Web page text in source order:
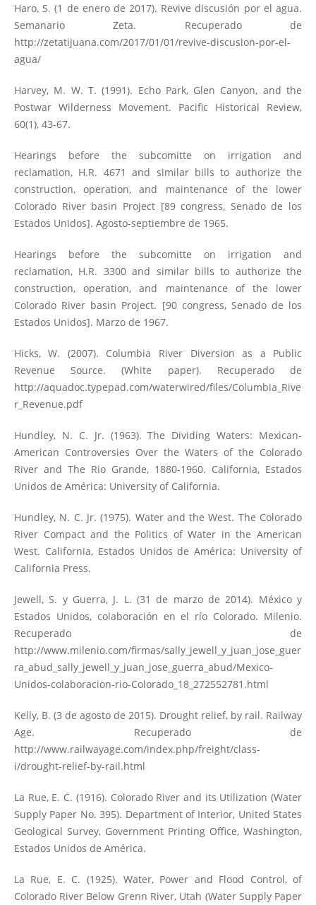
Haro, S. (1 de enero de 2017). Revive discusión por el agua.
Semanario Zeta. Recuperado de
http://zetatijuana.com/2017/01/01/revive-discusion-por-el-
agua/
Harvey, M. W. T. (1991). Echo Park, Glen Canyon, and the
Postwar Wilderness Movement. Pacific Historical Review,
60(1), 43-67.
Hearings before the subcomitte on irrigation and
reclamation, H.R. 4671 and similar bills to authorize the
construction, operation, and maintenance of the lower
Colorado River basin Project [89 congress, Senado de los
Estados Unidos]. Agosto-septiembre de 1965.
Hearings before the subcomitte on irrigation and
reclamation, H.R. 3300 and similar bills to authorize the
construction, operation, and maintenance of the lower
Colorado River basin Project. [90 congress, Senado de los
Estados Unidos]. Marzo de 1967.
Hicks, W. (2007). Columbia River Diversion as a Public
Revenue Source. (White paper). Recuperado de
http://aquadoc.typepad.com/waterwired/files/Columbia_Rive
r_Revenue.pdf
Hundley, N. C. Jr. (1963). The Dividing Waters: Mexican-
American Controversies Over the Waters of the Colorado
River and The Rio Grande, 1880-1960. California, Estados
Unidos de América: University of California.
Hundley, N. C. Jr. (1975). Water and the West. The Colorado
River Compact and the Politics of Water in the American
West. California, Estados Unidos de América: University of
California Press.
Jewell, S. y Guerra, J. L. (31 de marzo de 2014). México y
Estados Unidos, colaboración en el río Colorado. Milenio.
Recuperado de
http://www.milenio.com/firmas/sally_jewell_y_juan_jose_guer
ra_abud_sally_jewell_y_juan_jose_guerra_abud/Mexico-
Unidos-colaboracion-rio-Colorado_18_272552781.html
Kelly, B. (3 de agosto de 2015). Drought relief, by rail. Railway
Age. Recuperado de
http://www.railwayage.com/index.php/freight/class-
i/drought-relief-by-rail.html
La Rue, E. C. (1916). Colorado River and its Utilization (Water
Supply Paper No. 395). Department of Interior, United States
Geological Survey, Government Printing Office, Washington,
Estados Unidos de América.
La Rue, E. C. (1925). Water, Power and Flood Control, of
Colorado River Below Grenn River, Utah (Water Supply Paper